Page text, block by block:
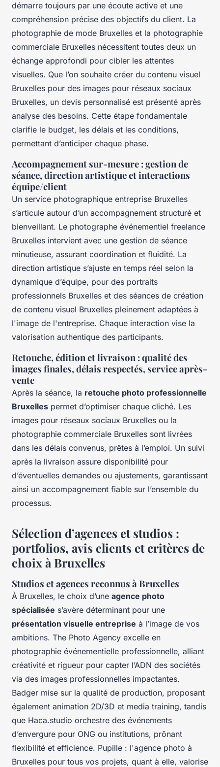
démarre toujours par une écoute active et une
compréhension précise des objectifs du client. La
photographie de mode Bruxelles et la photographie
commerciale Bruxelles nécessitent toutes deux un
échange approfondi pour cibler les attentes
visuelles. Que l’on souhaite créer du contenu visuel
Bruxelles pour des images pour réseaux sociaux
Bruxelles, un devis personnalisé est présenté après
analyse des besoins. Cette étape fondamentale
clarifie le budget, les délais et les conditions,
permettant d’anticiper chaque phase.
Accompagnement sur-mesure : gestion de
séance, direction artistique et interactions
équipe/client
Un service photographique entreprise Bruxelles
s’articule autour d’un accompagnement structuré et
bienveillant. Le photographe événementiel freelance
Bruxelles intervient avec une gestion de séance
minutieuse, assurant coordination et fluidité. La
direction artistique s’ajuste en temps réel selon la
dynamique d’équipe, pour des portraits
professionnels Bruxelles et des séances de création
de contenu visuel Bruxelles pleinement adaptées à
l'image de l'entreprise. Chaque interaction vise la
valorisation authentique des participants.
Retouche, édition et livraison : qualité des
images finales, délais respectés, service après-
vente
Après la séance, la retouche photo professionnelle
Bruxelles permet d’optimiser chaque cliché. Les
images pour réseaux sociaux Bruxelles ou la
photographie commerciale Bruxelles sont livrées
dans les délais convenus, prêtes à l’emploi. Un suivi
après la livraison assure disponibilité pour
d’éventuelles demandes ou ajustements, garantissant
ainsi un accompagnement fiable sur l’ensemble du
processus.
Sélection d’agences et studios :
portfolios, avis clients et critères de
choix à Bruxelles
Studios et agences reconnus à Bruxelles
À Bruxelles, le choix d’une agence photo
spécialisée s’avère déterminant pour une
présentation visuelle entreprise à l’image de vos
ambitions. The Photo Agency excelle en
photographie événementielle professionnelle, alliant
créativité et rigueur pour capter l’ADN des sociétés
via des images professionnelles impactantes.
Badger mise sur la qualité de production, proposant
également animation 2D/3D et media training, tandis
que Haca.studio orchestre des événements
d’envergure pour ONG ou institutions, prônant
flexibilité et efficience. Pupille : l'agence photo à
Bruxelles pour tous vos projets, quant à elle, valorise